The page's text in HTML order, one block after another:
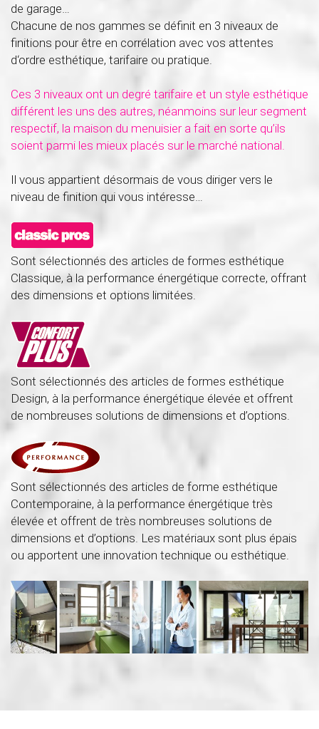
de garage…
Chacune de nos gammes se définit en 3 niveaux de
finitions pour être en corrélation avec vos attentes
d‘ordre esthétique, tarifaire ou pratique.
Ces 3 niveaux ont un degré tarifaire et un style esthétique
différent les uns des autres, néanmoins sur leur segment
respectif, la maison du menuisier a fait en sorte qu’ils
soient parmi les mieux placés sur le marché national.
Il vous appartient désormais de vous diriger vers le
niveau de finition qui vous intéresse…
Sont sélectionnés des articles de formes esthétique
Classique, à la performance énergétique correcte, offrant
des dimensions et options limitées.
Sont sélectionnés des articles de formes esthétique
Design, à la performance énergétique élevée et offrent
de nombreuses solutions de dimensions et d’options.
Sont sélectionnés des articles de forme esthétique
Contemporaine, à la performance énergétique très
élevée et offrent de très nombreuses solutions de
dimensions et d’options. Les matériaux sont plus épais
ou apportent une innovation technique ou esthétique.